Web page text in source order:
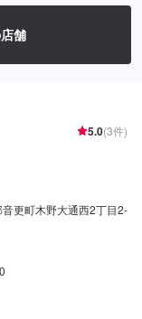
舗
5.0(3件)
更町木野大通西2丁目2-